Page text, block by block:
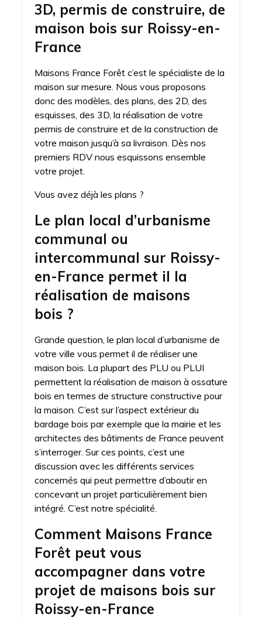
3D, permis de construire, de
maison bois sur Roissy-en-
France
Maisons France Forêt c’est le spécialiste de la
maison sur mesure. Nous vous proposons
donc des modèles, des plans, des 2D, des
esquisses, des 3D, la réalisation de votre
permis de construire et de la construction de
votre maison jusqu’à sa livraison. Dès nos
premiers RDV nous esquissons ensemble
votre projet.
Vous avez déjà les plans ?
Le plan local d’urbanisme
communal ou
intercommunal sur Roissy-
en-France permet il la
réalisation de maisons
bois ?
Grande question, le plan local d’urbanisme de
votre ville vous permet il de réaliser une
maison bois. La plupart des PLU ou PLUI
permettent la réalisation de maison à ossature
bois en termes de structure constructive pour
la maison. C’est sur l’aspect extérieur du
bardage bois par exemple que la mairie et les
architectes des bâtiments de France peuvent
s’interroger. Sur ces points, c’est une
discussion avec les différents services
concernés qui peut permettre d’aboutir en
concevant un projet particulièrement bien
intégré. C’est notre spécialité.
Comment Maisons France
Forêt peut vous
accompagner dans votre
projet de maisons bois sur
Roissy-en-France